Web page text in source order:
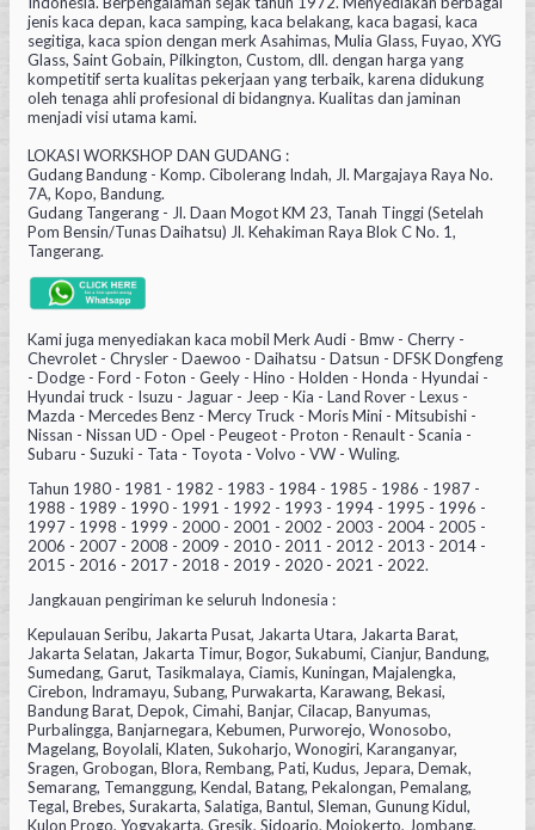
jenis kaca depan, kaca samping, kaca belakang, kaca bagasi, kaca
segitiga, kaca spion dengan merk Asahimas, Mulia Glass, Fuyao, XYG
Glass, Saint Gobain, Pilkington, Custom, dll. dengan harga yang
kompetitif serta kualitas pekerjaan yang terbaik, karena didukung
oleh tenaga ahli profesional di bidangnya. Kualitas dan jaminan
menjadi visi utama kami.
LOKASI WORKSHOP DAN GUDANG :
Gudang Bandung - Komp. Cibolerang Indah, Jl. Margajaya Raya No.
7A, Kopo, Bandung.
Gudang Tangerang - Jl. Daan Mogot KM 23, Tanah Tinggi (Setelah
Pom Bensin/Tunas Daihatsu) Jl. Kehakiman Raya Blok C No. 1,
Tangerang.
Kami juga menyediakan kaca mobil Merk Audi - Bmw - Cherry -
Chevrolet - Chrysler - Daewoo - Daihatsu - Datsun - DFSK Dongfeng
- Dodge - Ford - Foton - Geely - Hino - Holden - Honda - Hyundai -
Hyundai truck - Isuzu - Jaguar - Jeep - Kia - Land Rover - Lexus -
Mazda - Mercedes Benz - Mercy Truck - Moris Mini - Mitsubishi -
Nissan - Nissan UD - Opel - Peugeot - Proton - Renault - Scania -
Subaru - Suzuki - Tata - Toyota - Volvo - VW - Wuling.
Tahun 1980 - 1981 - 1982 - 1983 - 1984 - 1985 - 1986 - 1987 -
1988 - 1989 - 1990 - 1991 - 1992 - 1993 - 1994 - 1995 - 1996 -
1997 - 1998 - 1999 - 2000 - 2001 - 2002 - 2003 - 2004 - 2005 -
2006 - 2007 - 2008 - 2009 - 2010 - 2011 - 2012 - 2013 - 2014 -
2015 - 2016 - 2017 - 2018 - 2019 - 2020 - 2021 - 2022.
Jangkauan pengiriman ke seluruh Indonesia :
Kepulauan Seribu, Jakarta Pusat, Jakarta Utara, Jakarta Barat,
Jakarta Selatan, Jakarta Timur, Bogor, Sukabumi, Cianjur, Bandung,
Sumedang, Garut, Tasikmalaya, Ciamis, Kuningan, Majalengka,
Cirebon, Indramayu, Subang, Purwakarta, Karawang, Bekasi,
Bandung Barat, Depok, Cimahi, Banjar, Cilacap, Banyumas,
Purbalingga, Banjarnegara, Kebumen, Purworejo, Wonosobo,
Magelang, Boyolali, Klaten, Sukoharjo, Wonogiri, Karanganyar,
Sragen, Grobogan, Blora, Rembang, Pati, Kudus, Jepara, Demak,
Semarang, Temanggung, Kendal, Batang, Pekalongan, Pemalang,
Tegal, Brebes, Surakarta, Salatiga, Bantul, Sleman, Gunung Kidul,
Kulon Progo, Yogyakarta, Gresik, Sidoarjo, Mojokerto, Jombang,